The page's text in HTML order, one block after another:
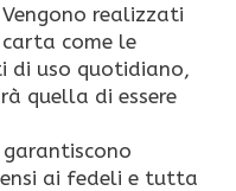
realizzati
come le
di uso quotidiano,
quella di essere
ai fedeli e tutta